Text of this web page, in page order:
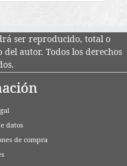
ser reproducido, total o
autor. Todos los derechos
datos
de compra